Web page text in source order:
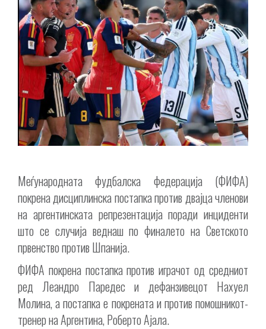
Меѓународната фудбалска федерација (ФИФА)
покрена дисциплинска постапка против двајца членови
на аргентинската репрезентација поради инциденти
што се случија веднаш по финалето на Светското
првенство против Шпанија.
ФИФА покрена постапка против играчот од средниот
ред Леандро Паредес и дефанзивецот Нахуел
Молина, а постапка е покрената и против помошникот-
тренер на Аргентина, Роберто Ајала.